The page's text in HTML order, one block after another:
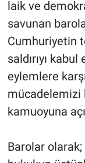
laik ve
savunan
Cumhuriyetin
saldırıyı
eylemlere
mücadelemizi
kamuoyuna
Barolar